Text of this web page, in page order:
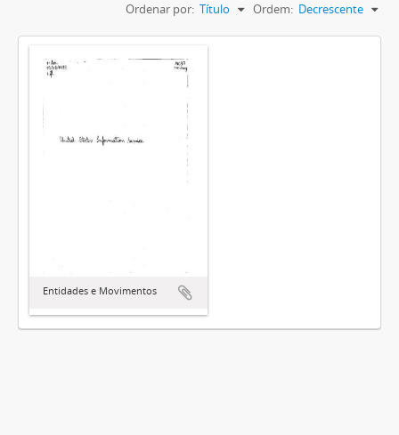
Ordenar por: Título Ordem: Decrescente
Entidades e Movimentos